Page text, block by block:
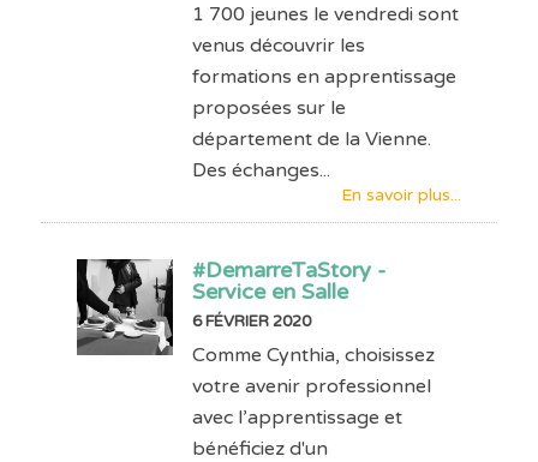
1 700 jeunes le vendredi sont
venus découvrir les
formations en apprentissage
proposées sur le
département de la Vienne.
Des échanges...
En savoir plus...
#DemarreTaStory -
Service en Salle
6 FÉVRIER 2020
Comme Cynthia, choisissez
votre avenir professionnel
avec l’apprentissage et
bénéficiez d'un